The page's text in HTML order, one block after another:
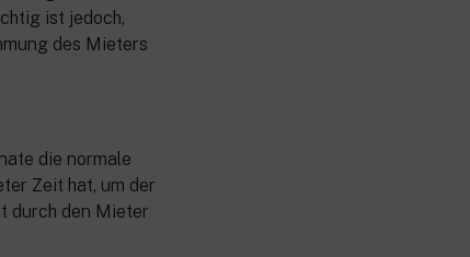
ist jedoch,
des Mieters
die normale
Zeit hat, um der
durch den Mieter